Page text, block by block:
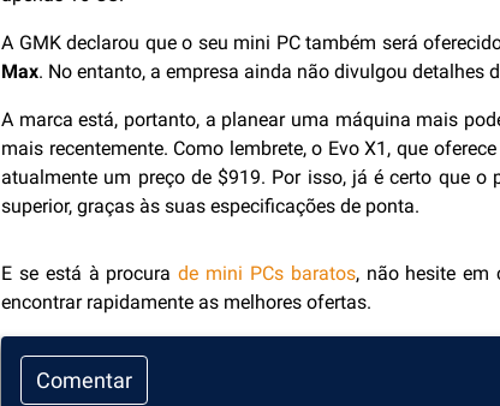
A GMK declarou que o seu mini PC também será
Max. No entanto, a empresa ainda não divulgou detalhes
A marca está, portanto, a planear uma máquina mais
mais recentemente. Como lembrete, o Evo X1, que
atualmente um preço de $919. Por isso, já é certo que
superior, graças às suas especificações de ponta.
E se está à procurade mini PCs baratos, não hesite em
encontrar rapidamente as melhores ofertas.
Comentar